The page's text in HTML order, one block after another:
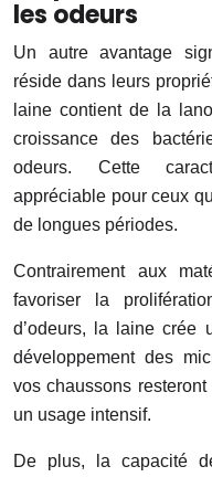
les odeurs
Un autre avantage
réside dans leurs
laine contient de la
croissance des
odeurs. Cette
appréciable pour ceux
de longues périodes.
Contrairement aux
favoriser la
d’odeurs, la laine crée
développement des
vos chaussons
un usage intensif.
De plus, la capacité